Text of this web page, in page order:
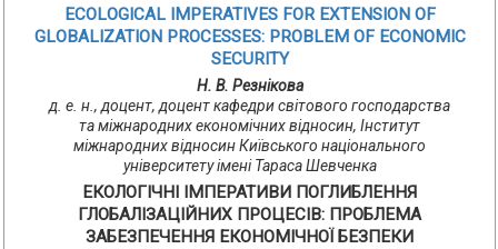
ECOLOGICAL IMPERATIVES FOR EXTENSION OF
GLOBALIZATION PROCESSES: PROBLEM OF ECONOMIC
SECURITY
Н. В. Резнікова
д. е. н., доцент, доцент кафедри світового господарства
та міжнародних економічних відносин, Інститут
міжнародних відносин Київського національного
університету імені Тараса Шевченка
ЕКОЛОГІЧНІ ІМПЕРАТИВИ ПОГЛИБЛЕННЯ
ГЛОБАЛІЗАЦІЙНИХ ПРОЦЕСІВ: ПРОБЛЕМА
ЗАБЕЗПЕЧЕННЯ ЕКОНОМІЧНОЇ БЕЗПЕКИ